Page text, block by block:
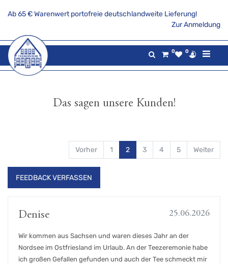
Ab 65 € Warenwert portofreie deutschlandweite Lieferung!
Zur Anmeldung
0 0
Das sagen unsere Kunden!
Vorher 1 2 3 4 5 Weiter
FEEDBACK VERFASSEN
Denise 25.06.2026
Wir kommen aus Sachsen und waren dieses Jahr an der
Nordsee im Ostfriesland im Urlaub. An der Teezeremonie habe
ich großen Gefallen gefunden und auch der Tee schmeckt mir